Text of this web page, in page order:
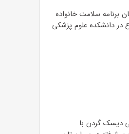
برنامه سلامت خانواده
در دانشکده علوم پزشکی
دیسک گردن با